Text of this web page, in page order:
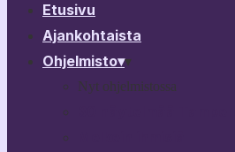
Etusivu
Ajankohtaista
Ohjelmisto▾▾
Nyt ohjelmistossa